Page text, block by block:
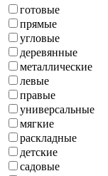
готовые
прямые
угловые
деревянные
металлические
левые
правые
универсальные
мягкие
раскладные
детские
садовые